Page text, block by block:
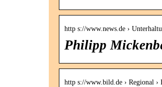
http s://www.news.de ›
Philipp
http s://www.bild.de › Regional ›